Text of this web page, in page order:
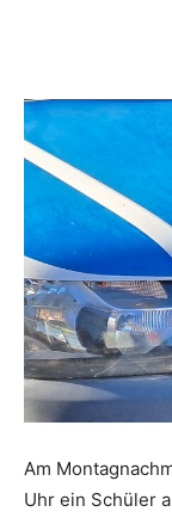
Am
Uhr ein Schüler